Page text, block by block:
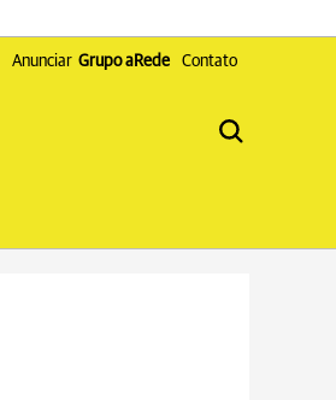
Anunciar Grupo aRede Contato